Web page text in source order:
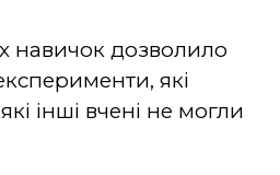
навичок дозволило
які
інші вчені не могли